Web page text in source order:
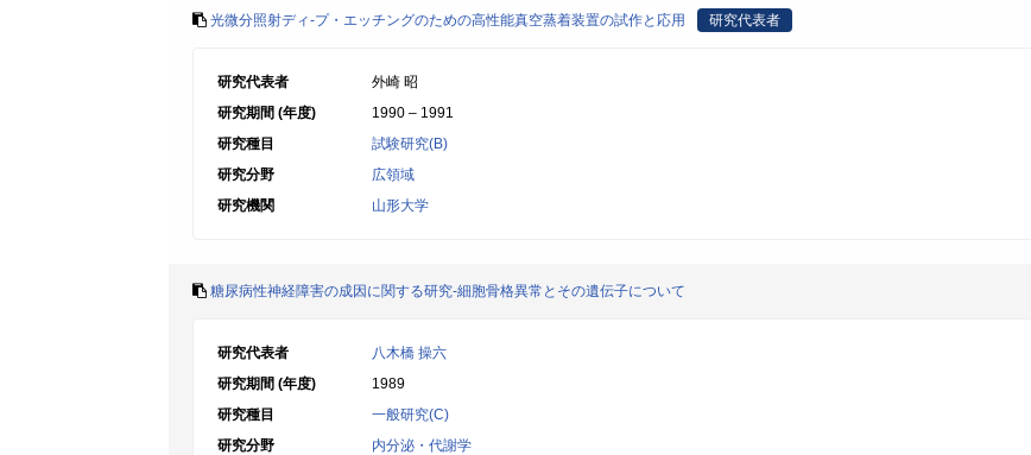
光微分照射ディ-プ・エッチングのための高性能真空蒸着装置の試作と応用 研究代表者
研究代表者
外崎 昭
研究期間 (年度)
1990 – 1991
研究種目
試験研究(B)
研究分野
広領域
研究機関
山形大学
糖尿病性神経障害の成因に関する研究-細胞骨格異常とその遺伝子について
研究代表者
八木橋 操六
研究期間 (年度)
1989
研究種目
一般研究(C)
研究分野
内分泌・代謝学